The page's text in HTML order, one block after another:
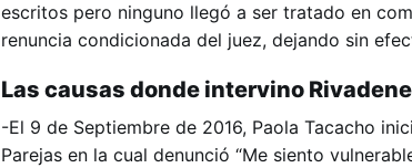
escritos pero ninguno llegó a ser tratado en
renuncia condicionada del juez, dejando sin
Las causas donde intervino
-El 9 de Septiembre de 2016, Paola Tacacho
Parejas en la cual denunció “Me siento